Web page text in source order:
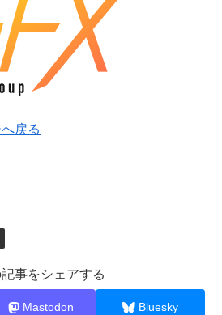
戻る
記事をシェアする
Mastodon Bluesky